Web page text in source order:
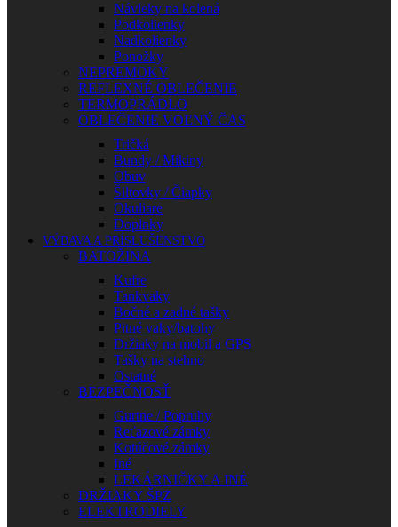
Návleky na kolená
Podkolienky
Nadkolienky
Ponožky
NEPREMOKY
REFLEXNÉ OBLEČENIE
TERMOPRÁDLO
OBLEČENIE VOĽNÝ ČAS
Tričká
Bundy / Mikiny
Obuv
Šiltovky / Čiapky
Okuliare
Doplnky
VÝBAVA A PRÍSLUŠENSTVO
BATOŽINA
Kufre
Tankvaky
Bočné a zadné tašky
Pitné vaky/batohy
Držiaky na mobil a GPS
Tašky na stehno
Ostatné
BEZPEČNOSŤ
Gurtne / Popruhy
Reťazové zámky
Kotúčové zámky
Iné
LEKÁRNIČKY A INÉ
DRŽIAKY ŠPZ
ELEKTRODIELY